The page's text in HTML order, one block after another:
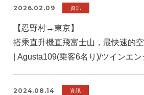
2026.02.09 資訊
【忍野村→東京】
搭乘直升機直飛富士山，最快速的空
| Agusta109(乗客6名り)/ツインエン
2024.08.14 資訊